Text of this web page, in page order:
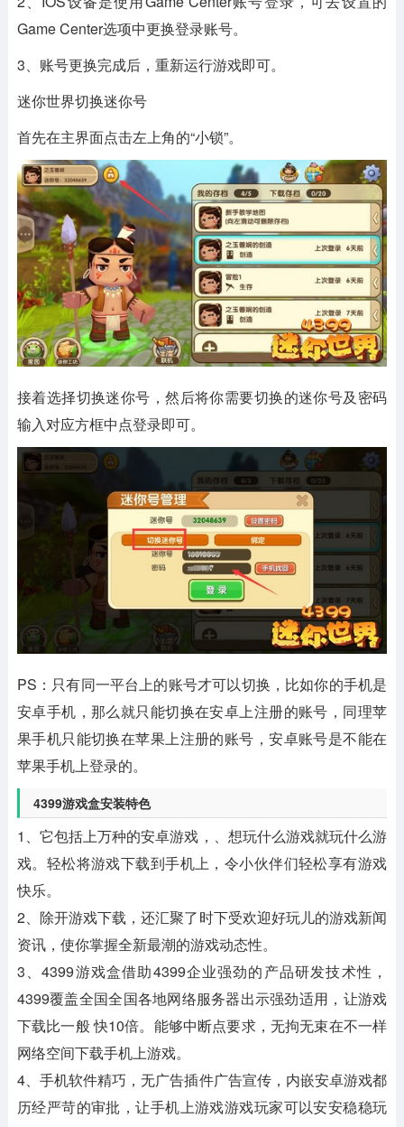
Game Center选项中更换登录账号。
3、账号更换完成后，重新运行游戏即可。
迷你世界切换迷你号
首先在主界面点击左上角的“小锁”。
接着选择切换迷你号，然后将你需要切换的迷你号及密码
输入对应方框中点登录即可。
PS：只有同一平台上的账号才可以切换，比如你的手机是
安卓手机，那么就只能切换在安卓上注册的账号，同理苹
果手机只能切换在苹果上注册的账号，安卓账号是不能在
苹果手机上登录的。
4399游戏盒安装特色
1、它包括上万种的安卓游戏，、想玩什么游戏就玩什么游
戏。轻松将游戏下载到手机上，令小伙伴们轻松享有游戏
快乐。
2、除开游戏下载，还汇聚了时下受欢迎好玩儿的游戏新闻
资讯，使你掌握全新最潮的游戏动态性。
3、4399游戏盒借助4399企业强劲的产品研发技术性，
4399覆盖全国全国各地网络服务器出示强劲适用，让游戏
下载比一般 快10倍。能够中断点要求，无拘无束在不一样
网络空间下载手机上游戏。
4、手机软件精巧，无广告插件广告宣传，内嵌安卓游戏都
历经严苛的审批，让手机上游戏游戏玩家可以安安稳稳玩